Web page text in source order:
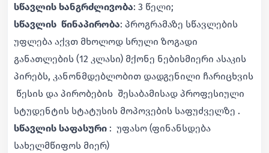
სწავლის ხანგრძლივობა: 3 წელი;
სწავლის წინაპირობა: პროგრამაზე სწავლების
უფლება აქვთ მხოლოდ სრული ზოგადი
განათლების (12 კლასი) მქონე ნებისმიერი ასაკის
პირებს, კანონმდებლობით დადგენილი ჩარიცხვის
წესის და პირობების შესაბამისად პროფესიული
სტუდენტის სტატუსის მოპოვების საფუძველზე .
სწავლის საფასური : უფასო (ფინანსდება
სახელმწიფოს მიერ)